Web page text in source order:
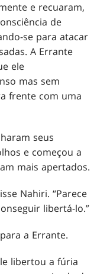
e recuaram,
de
se para atacar
A Errante
ele
mas sem
frente com uma
seus
e começou a
mais apertados.
Nahiri. “Parece
libertá-lo.”
a Errante.
libertou a fúria